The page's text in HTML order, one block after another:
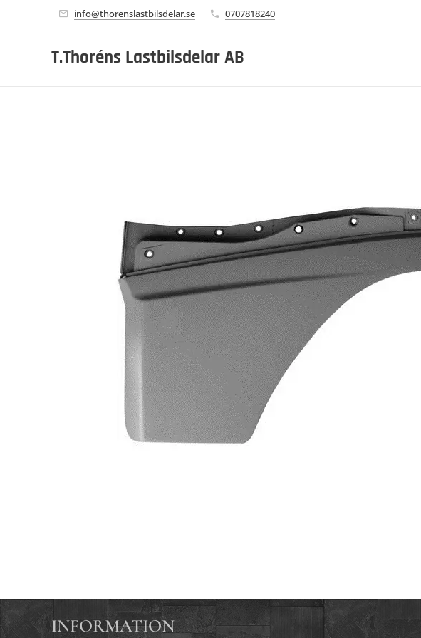
info@thorenslastbilsdelar.se 0707818240
T.Thoréns Lastbilsdelar AB
INFORMATION